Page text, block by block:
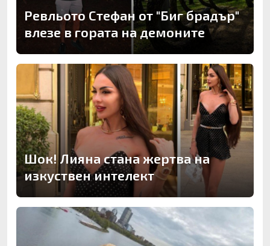
Ревльото Стефан от "Биг брадър"
влезе в гората на демоните
Шок! Лияна стана жертва на
изкуствен интелект